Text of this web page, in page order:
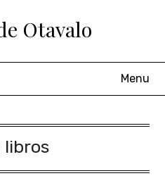
Otavalo
Menu
libros